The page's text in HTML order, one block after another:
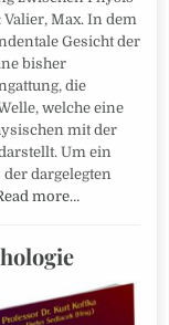
Max. In dem
Gesicht der
bisher
die
welche eine
mit der
Um ein
dargelegten
more…